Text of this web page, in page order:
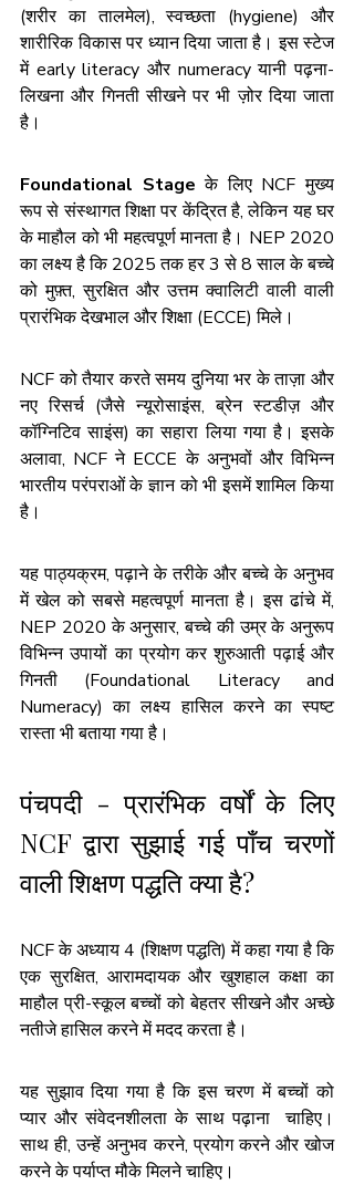
(शरीर का तालमेल), स्वच्छता (hygiene) और
शारीरिक विकास पर ध्यान दिया जाता है। इस स्टेज
में early literacy और numeracy यानी पढ़ना-
लिखना और गिनती सीखने पर भी ज़ोर दिया जाता
है।
Foundational Stage के लिए NCF मुख्य
रूप से संस्थागत शिक्षा पर केंद्रित है, लेकिन यह घर
के माहौल को भी महत्वपूर्ण मानता है। NEP 2020
का लक्ष्य है कि 2025 तक हर 3 से 8 साल के बच्चे
को मुफ़्त, सुरक्षित और उत्तम क्वालिटी वाली वाली
प्रारंभिक देखभाल और शिक्षा (ECCE) मिले।
NCF को तैयार करते समय दुनिया भर के ताज़ा और
नए रिसर्च (जैसे न्यूरोसाइंस, ब्रेन स्टडीज़ और
कॉग्निटिव साइंस) का सहारा लिया गया है। इसके
अलावा, NCF ने ECCE के अनुभवों और विभिन्न
भारतीय परंपराओं के ज्ञान को भी इसमें शामिल किया
है।
यह पाठ्यक्रम, पढ़ाने के तरीके और बच्चे के अनुभव
में खेल को सबसे महत्वपूर्ण मानता है। इस ढांचे में,
NEP 2020 के अनुसार, बच्चे की उम्र के अनुरूप
विभिन्न उपायों का प्रयोग कर शुरुआती पढ़ाई और
गिनती (Foundational Literacy and
Numeracy) का लक्ष्य हासिल करने का स्पष्ट
रास्ता भी बताया गया है।
पंचपदी - प्रारंभिक वर्षों के लिए
NCF द्वारा सुझाई गई पाँच चरणों
वाली शिक्षण पद्धति क्या है?
NCF के अध्याय 4 (शिक्षण पद्धति) में कहा गया है कि
एक सुरक्षित, आरामदायक और खुशहाल कक्षा का
माहौल प्री-स्कूल बच्चों को बेहतर सीखने और अच्छे
नतीजे हासिल करने में मदद करता है।
यह सुझाव दिया गया है कि इस चरण में बच्चों को
प्यार और संवेदनशीलता के साथ पढ़ाना  चाहिए।
साथ ही, उन्हें अनुभव करने, प्रयोग करने और खोज
करने के पर्याप्त मौके मिलने चाहिए।